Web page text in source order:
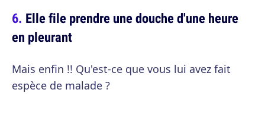
Elle file prendre une douche d'une heure
en pleurant
Mais enfin !! Qu'est-ce que vous lui avez fait
espèce de malade ?